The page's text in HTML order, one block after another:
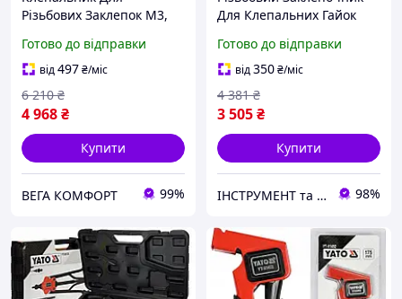
Різьбових Заклепок M3,
YATO (YT-36125)
Готово до відправки
від497₴/міс
4 968₴
6 210 ₴
Купити
ВЕГА КОМФОРТ 99%
Для Клепальних Гайок
М12 YATO (YT-36127)
Готово до відправки
від350₴/міс
3 505₴
4 381 ₴
Купити
ІНСТРУМЕНТ та МЕТИЗИ 98%